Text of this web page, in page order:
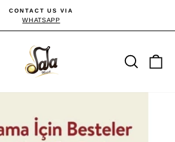
Pause
CONTACT US VIA
WHATSAPP
Suche